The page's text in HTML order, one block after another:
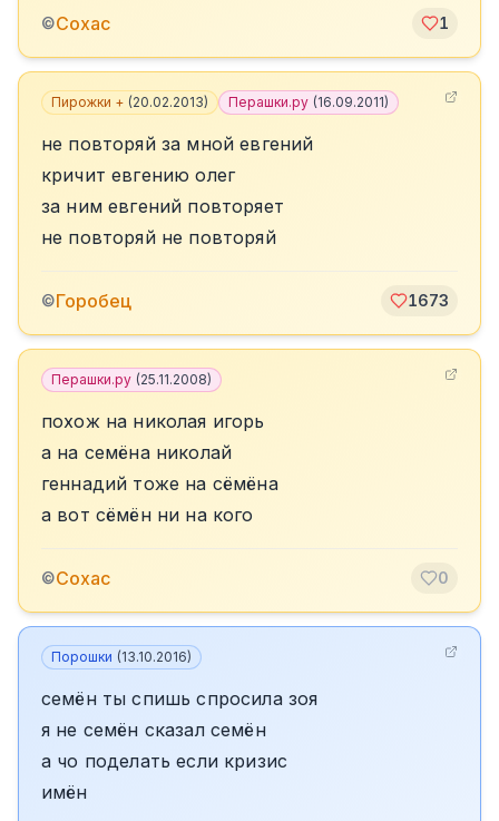
©Сохас 1
Пирожки + (20.02.2013) Перашки.ру (16.09.2011)
не повторяй за мной евгений
кричит евгению олег
за ним евгений повторяет
не повторяй не повторяй
©Горобец 1673
Перашки.ру (25.11.2008)
похож на николая игорь
а на семёна николай
геннадий тоже на сёмёна
а вот сёмён ни на кого
©Сохас 0
Порошки (13.10.2016)
семён ты спишь спросила зоя
я не семён сказал семён
а чо поделать если кризис
имён